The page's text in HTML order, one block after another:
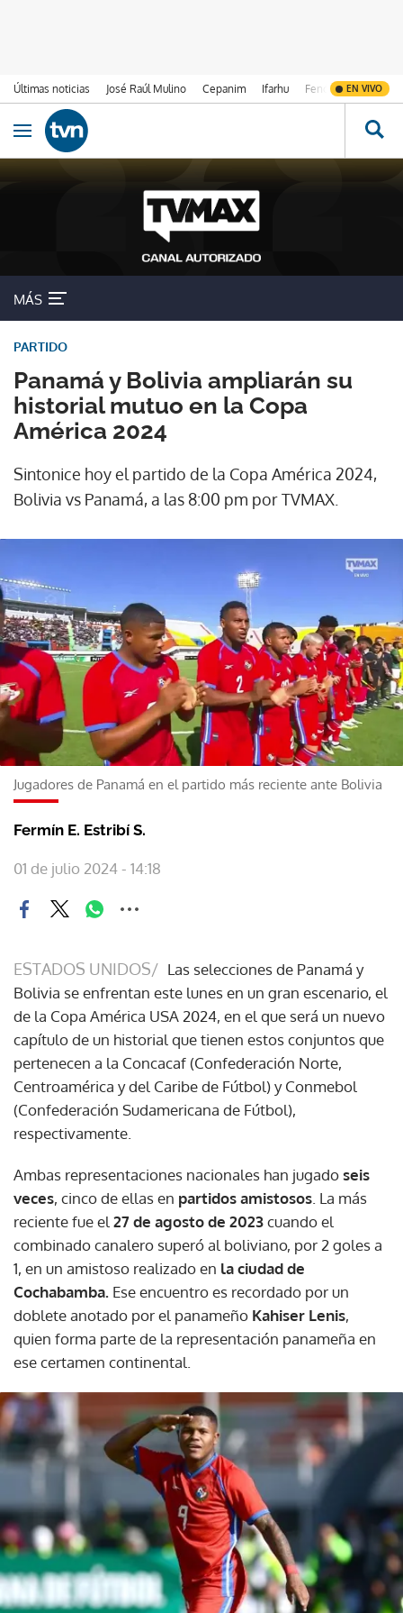
Últimas noticias José Raúl Mulino Cepanim Ifarhu Fenómeno de El
EN VIVO
Ir al contenido
Obrir navegació
MÁS
Panamá y Bolivia ampliarán su
historial mutuo en la Copa
América 2024
PARTIDO
Sintonice hoy el partido de la Copa América 2024,
Bolivia vs Panamá, a las 8:00 pm por TVMAX.
Jugadores de Panamá en el partido más reciente ante Bolivia
Fermín E. Estribí S.
01 de julio 2024 - 14:18
ESTADOS UNIDOS/ Las selecciones de Panamá y
Bolivia se enfrentan este lunes en un gran escenario, el
de la Copa América USA 2024, en el que será un nuevo
capítulo de un historial que tienen estos conjuntos que
pertenecen a la Concacaf (Confederación Norte,
Centroamérica y del Caribe de Fútbol) y Conmebol
(Confederación Sudamericana de Fútbol),
respectivamente.
Ambas representaciones nacionales han jugadoseis
veces, cinco de ellas en partidos amistosos . La más
reciente fue el 27 de agosto de 2023cuando el
combinado canalero superó al boliviano, por 2 goles a
1, en un amistoso realizado en la ciudad de
Cochabamba. Ese encuentro es recordado por un
doblete anotado por el panameño Kahiser Lenis,
quien forma parte de la representación panameña en
ese certamen continental.